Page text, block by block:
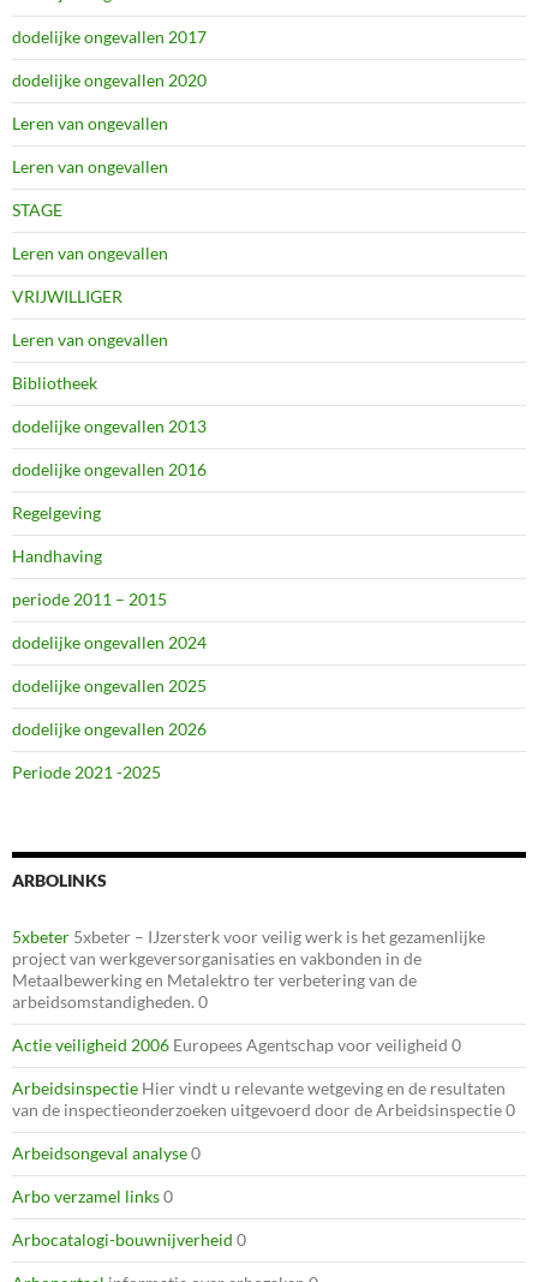
dodelijke ongevallen 2017
dodelijke ongevallen 2020
Leren van ongevallen
Leren van ongevallen
STAGE
Leren van ongevallen
VRIJWILLIGER
Leren van ongevallen
Bibliotheek
dodelijke ongevallen 2013
dodelijke ongevallen 2016
Regelgeving
Handhaving
periode 2011 – 2015
dodelijke ongevallen 2024
dodelijke ongevallen 2025
dodelijke ongevallen 2026
Periode 2021 -2025
ARBOLINKS
5xbeter 5xbeter – IJzersterk voor veilig werk is het gezamenlijke
project van werkgeversorganisaties en vakbonden in de
Metaalbewerking en Metalektro ter verbetering van de
arbeidsomstandigheden. 0
Actie veiligheid 2006 Europees Agentschap voor veiligheid 0
Arbeidsinspectie Hier vindt u relevante wetgeving en de resultaten
van de inspectieonderzoeken uitgevoerd door de Arbeidsinspectie 0
Arbeidsongeval analyse0
Arbo verzamel links0
Arbocatalogi-bouwnijverheid 0